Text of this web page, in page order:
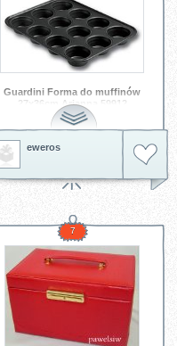
Guardini Forma do muffinów
27x36cm Arianna 59912
Rodzaj: Foremki do muffinek
eweros
7